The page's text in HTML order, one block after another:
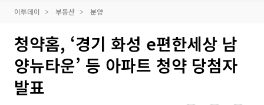
이투데이 부동산 분양
청약홈, ‘경기 화성 e편한세상 남
양뉴타운’ 등 아파트 청약 당첨자
발표